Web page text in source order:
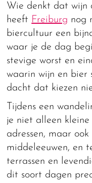
Wie denkt dat wijn
heeft Freiburg nog
biercultuur een
waar je de dag
stevige worst en
waarin wijn en bier
dacht dat kiezen
Tijdens een
je niet alleen
adressen, maar
middeleeuwen, en
terrassen en
dit soort dagen